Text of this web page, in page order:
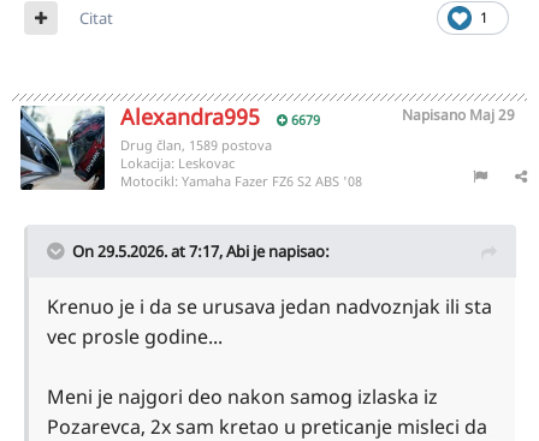
1
Citat
Alexandra995 6679 Napisano Maj 29
Drug član, 1589 postova
Lokacija: Leskovac
Motocikl: Yamaha Fazer FZ6 S2 ABS '08
On 29.5.2026. at 7:17,Abi je napisao:
Krenuo je i da se urusava jedan nadvoznjak ili sta
vec prosle godine...
Meni je najgori deo nakon samog izlaska iz
Pozarevca, 2x sam kretao u preticanje misleci da